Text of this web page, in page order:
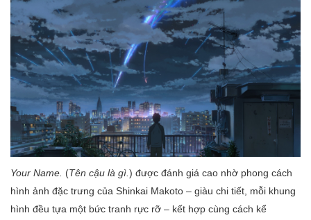
Your Name. (Tên cậu là gì. ) được đánh giá cao nhờ phong cách
hình ảnh đặc trưng của Shinkai Makoto – giàu chi tiết, mỗi khung
hình đều tựa một bức tranh rực rỡ – kết hợp cùng cách kể